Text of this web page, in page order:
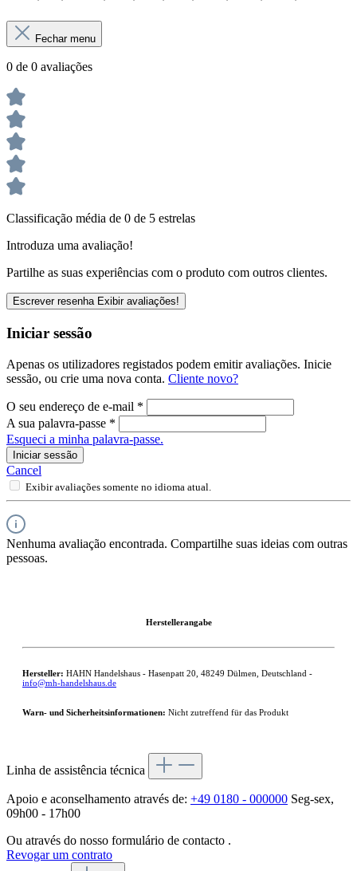
Fechar menu
0 de 0 avaliações
Classificação média de 0 de 5 estrelas
Introduza uma avaliação!
Partilhe as suas experiências com o produto com outros clientes.
Escrever resenha Exibir avaliações!
Iniciar sessão
Apenas os utilizadores registados podem emitir avaliações. Inicie
sessão, ou crie uma nova conta. Cliente novo?
O seu endereço de e-mail *
A sua palavra-passe *
Esqueci a minha palavra-passe.
Iniciar sessão
Cancel
Exibir avaliações somente no idioma atual.
Nenhuma avaliação encontrada. Compartilhe suas ideias com outras
pessoas.
Herstellerangabe
Hersteller: HAHN Handelshaus - Hasenpatt 20, 48249 Dülmen, Deutschland -
info@mh-handelshaus.de
Warn- und Sicherheitsinformationen: Nicht zutreffend für das Produkt
Linha de assistência técnica
Apoio e aconselhamento através de: +49 0180 - 000000 Seg-sex,
09h00 - 17h00
Ou através do nosso formulário de contacto .
Revogar um contrato